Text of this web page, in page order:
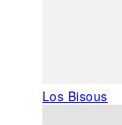
Los Bisous